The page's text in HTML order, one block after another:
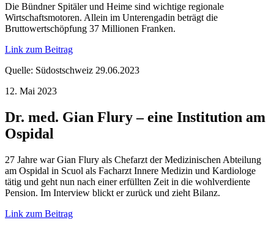
Die Bündner Spitäler und Heime sind wichtige regionale
Wirtschaftsmotoren. Allein im Unterengadin beträgt die
Bruttowertschöpfung 37 Millionen Franken.
Link zum Beitrag
Quelle: Südostschweiz 29.06.2023
12. Mai 2023
Dr. med. Gian Flury – eine Institution am
Ospidal
27 Jahre war Gian Flury als Chefarzt der Medizinischen Abteilung
am Ospidal in Scuol als Facharzt Innere Medizin und Kardiologe
tätig und geht nun nach einer erfüllten Zeit in die wohlverdiente
Pension. Im Interview blickt er zurück und zieht Bilanz.
Link zum Beitrag